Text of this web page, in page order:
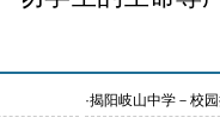
·揭阳岐山中学－校